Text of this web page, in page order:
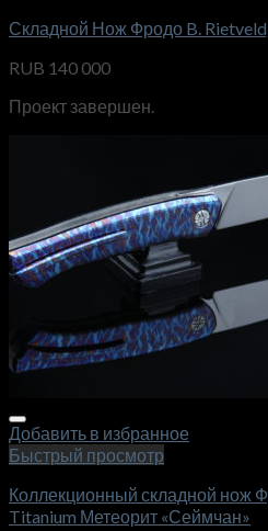
Складной Нож Фродо B.
RUB 140 000
Проект завершен.
Добавить в избранное
Быстрый просмотр
Коллекционный складной нож
Titanium Метеорит «Сеймчан»